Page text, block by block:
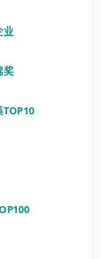
业
奖